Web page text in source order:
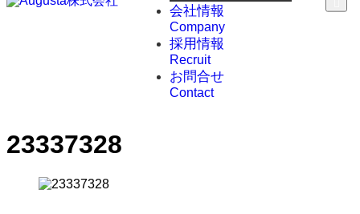
会社情報
Company
採用情報
Recruit
お問合せ
Contact
23337328